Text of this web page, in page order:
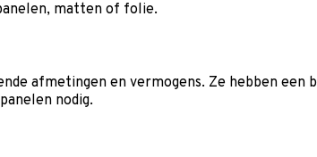
matten of folie.
afmetingen en vermogens. Ze hebben
nodig.